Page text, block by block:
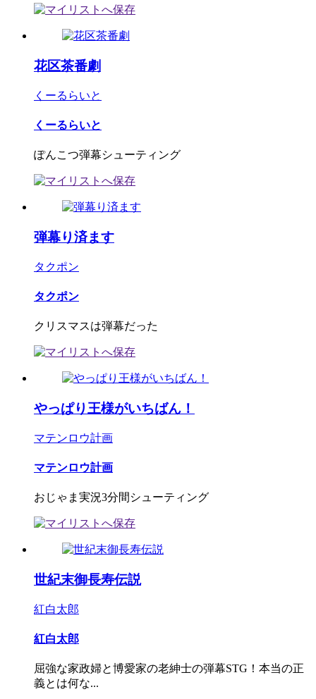
花区茶番劇
くーるらいと
くーるらいと
ぽんこつ弾幕シューティング
弾幕り済ます
タクポン
タクポン
クリスマスは弾幕だった
やっぱり王様がいちばん！
マテンロウ計画
マテンロウ計画
おじゃま実況3分間シューティング
世紀末御長寿伝説
紅白太郎
紅白太郎
屈強な家政婦と博愛家の老紳士の弾幕STG！本当の正
義とは何な...